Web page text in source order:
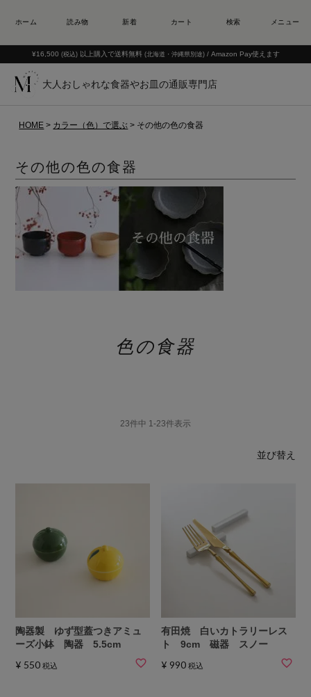
¥16,500 (税込) 以上購入で送料無料 (北海道・沖縄県別途) / Amazon Pay使えます
大人おしゃれな食器やお皿の通販専門店
HOME カラー（色）で選ぶ その他の色の食器
その他の色の食器
色の食器
並び替え
23件中 1-23件表示
陶器製 ゆず型蓋つきアミュ
ーズ小鉢 陶器 5.5cm
¥ 550 税込
有田焼 白いカトラリーレス
ト 9cm 磁器 スノー
¥ 990 税込